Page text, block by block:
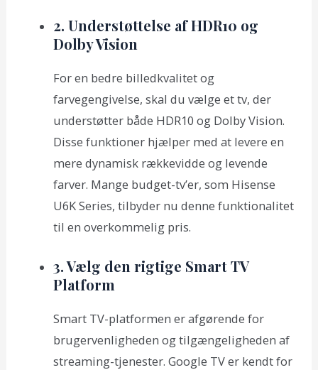
2. Understøttelse af HDR10 og
Dolby Vision
For en bedre billedkvalitet og
farvegengivelse, skal du vælge et tv, der
understøtter både HDR10 og Dolby Vision.
Disse funktioner hjælper med at levere en
mere dynamisk rækkevidde og levende
farver. Mange budget-tv’er, som Hisense
U6K Series, tilbyder nu denne funktionalitet
til en overkommelig pris.
3. Vælg den rigtige Smart TV
Platform
Smart TV-platformen er afgørende for
brugervenligheden og tilgængeligheden af
streaming-tjenester. Google TV er kendt for